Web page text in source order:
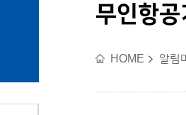
무인항
HOME 알림